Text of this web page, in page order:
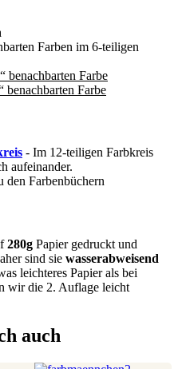
Farben im 6-teiligen
benachbarten Farbe
benachbarten Farbe
- Im 12-teiligen Farbkreis
aufeinander.
den Farbenbüchern
280g Papier gedruckt und
sind sie wasserabweisend
leichteres Papier als bei
wir die 2. Auflage leicht
auch